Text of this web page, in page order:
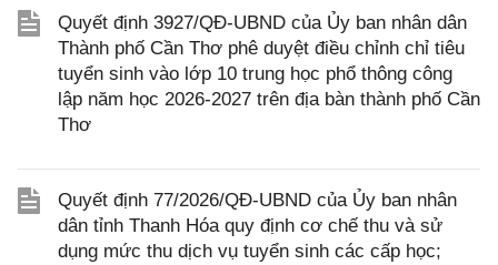
Quyết định 3927/QĐ-UBND của Ủy ban nhân dân
Thành phố Cần Thơ phê duyệt điều chỉnh chỉ tiêu
tuyển sinh vào lớp 10 trung học phổ thông công
lập năm học 2026-2027 trên địa bàn thành phố Cần
Thơ
Quyết định 77/2026/QĐ-UBND của Ủy ban nhân
dân tỉnh Thanh Hóa quy định cơ chế thu và sử
dụng mức thu dịch vụ tuyển sinh các cấp học;